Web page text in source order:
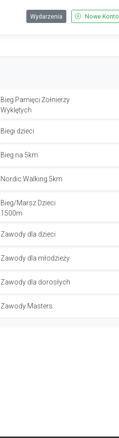
Nowe Konto
Wydarzenia
Bieg Pamięci Żołnierzy
Wyklętych
Biegi dzieci
Bieg na 5km
Nordic Walking 5km
Bieg/Marsz Dzieci
1500m
Zawody dla dzieci
Zawody dla młodzieży
Zawody dla dorosłych
Zawody Masters